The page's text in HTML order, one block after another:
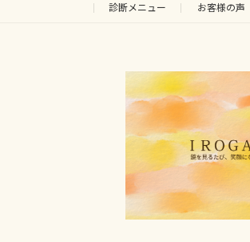
診断メニュー お客様の声